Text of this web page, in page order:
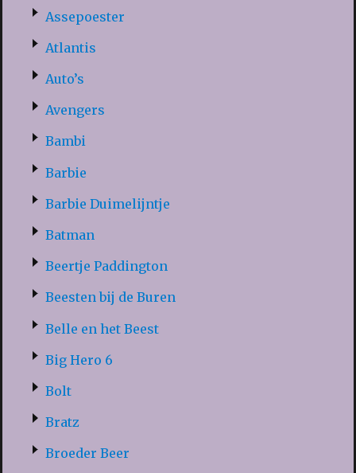
Assepoester
Atlantis
Auto’s
Avengers
Bambi
Barbie
Barbie Duimelijntje
Batman
Beertje Paddington
Beesten bij de Buren
Belle en het Beest
Big Hero 6
Bolt
Bratz
Broeder Beer